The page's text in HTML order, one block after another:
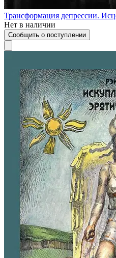
Трансформация депрессии.
Нет в наличии
Сообщить о поступлении